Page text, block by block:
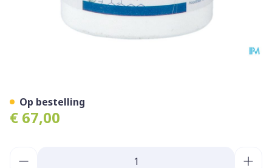
€ 67,00
Op bestelling